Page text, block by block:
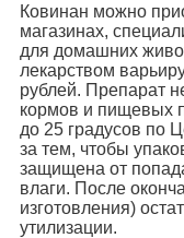
Ковинан можно
магазинах,
для домашних
лекарством
рублей. Препарат
кормов и пищевых
до 25 градусов по
за тем, чтобы
защищена от
влаги. После
изготовления)
утилизации.